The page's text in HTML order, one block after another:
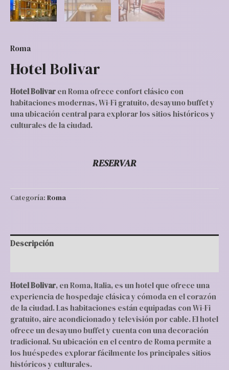
Roma
Hotel Bolivar
Hotel Bolivaren Roma ofrece confort clásico con
habitaciones modernas, Wi-Fi gratuito, desayuno buffet y
una ubicación central para explorar los sitios históricos y
culturales de la ciudad.
RESERVAR
Categoría: Roma
Descripción
Hotel Bolivar, en Roma, Italia, es un hotel que ofrece una
experiencia de hospedaje clásica y cómoda en el corazón
de la ciudad. Las habitaciones están equipadas con Wi-Fi
gratuito, aire acondicionado y televisión por cable. El hotel
ofrece un desayuno buffet y cuenta con una decoración
tradicional. Su ubicación en el centro de Roma permite a
los huéspedes explorar fácilmente los principales sitios
históricos y culturales.